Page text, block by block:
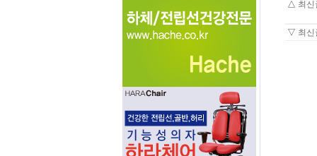
△ 최신
▽ 최신